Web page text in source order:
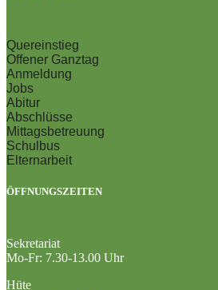
Quereinstieg
Offener Ganztag
Anmeldung
Jobs
Abitur
Abschlüsse
Mittagsbetreuung
Schulbus
Elternarbeit
ÖFFNUNGSZEITEN
Sekretariat
Mo-Fr: 7.30-13.00 Uhr
Hüte